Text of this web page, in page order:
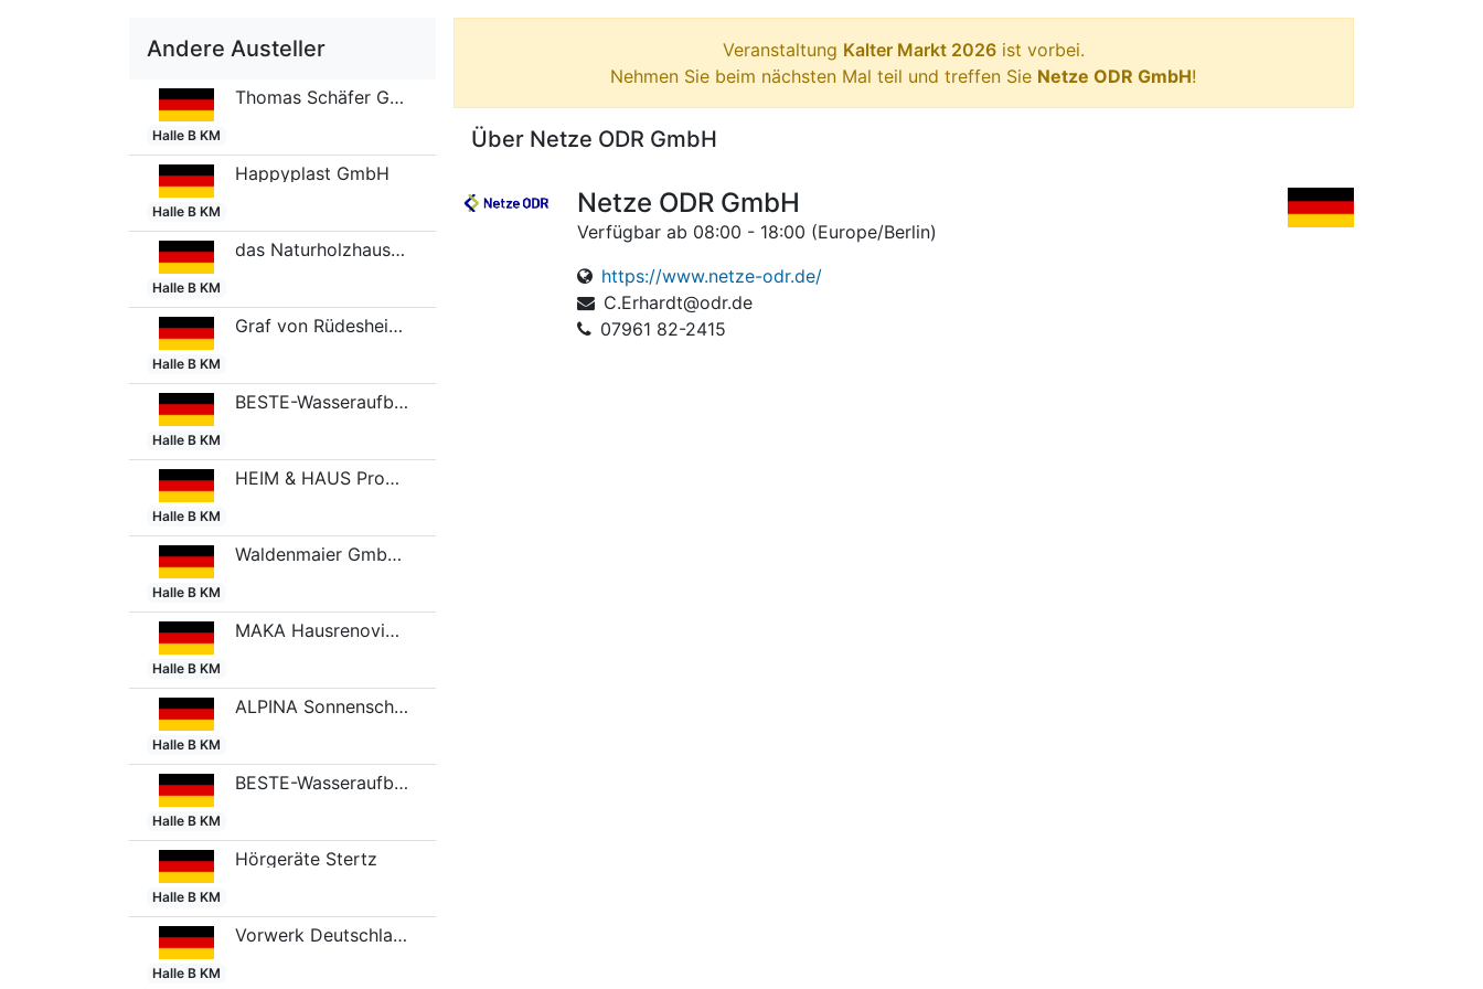
Andere Austeller
Halle B KM
Thomas Schäfer GmbH & Co. KG
Halle B KM
Happyplast GmbH
Halle B KM
das Naturholzhaus ZHLS GmbH & CO. KG
Halle B KM
Graf von Rüdesheim GmbH
Halle B KM
BESTE-Wasseraufbereitung GmbH
Halle B KM
HEIM & HAUS Produktion und Vertrieb GmbH
Halle B KM
Waldenmaier GmbH & Co. KG
Halle B KM
MAKA Hausrenovierung
Halle B KM
ALPINA Sonnenschutz GmbH
Halle B KM
BESTE-Wasseraufbereitung GmbH
Halle B KM
Hörgeräte Stertz
Halle B KM
Vorwerk Deutschland Stiftung & Co. KG
Veranstaltung Kalter Markt 2026ist vorbei.
Nehmen Sie beim nächsten Mal teil und treffen Sie Netze ODR GmbH!
Über Netze ODR GmbH
Netze ODR GmbH
Verfügbar ab 08:00 - 18:00 (Europe/Berlin)
https://www.netze-odr.de/
C.Erhardt@odr.de
07961 82-2415